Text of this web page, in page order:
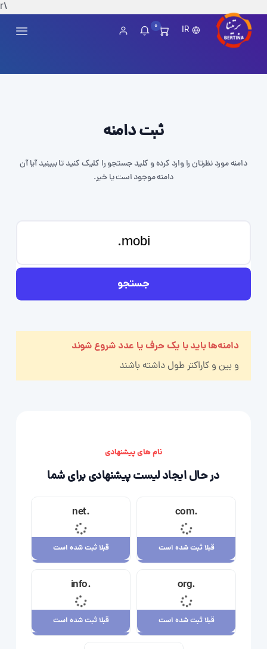
\r
IR
0
ثبت دامنه
دامنه مورد نظرتان را وارد کرده و کلید جستجو را کلیک کنید تا ببینید آیا آن
دامنه موجود است یا خیر.
جستجو
دامنه‌ها باید با یک حرف یا عدد شروع شوند
و بین و کاراکتر طول داشته باشند
نام های پیشنهادی
در حال ایجاد لیست پیشنهادی برای شما
.com
قبلا ثبت شده است
23,710,000 ریال
.net
قبلا ثبت شده است
.org
قبلا ثبت شده است
.info
قبلا ثبت شده است